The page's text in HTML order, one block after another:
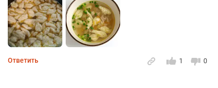
0
1
Ответить